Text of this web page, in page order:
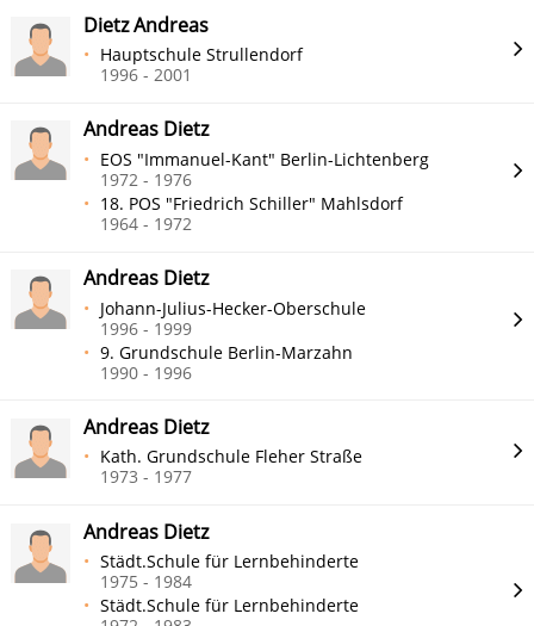
Dietz Andreas
Hauptschule Strullendorf
1996 - 2001
Andreas Dietz
EOS "Immanuel-Kant" Berlin-Lichtenberg
1972 - 1976
18. POS "Friedrich Schiller" Mahlsdorf
1964 - 1972
Andreas Dietz
Johann-Julius-Hecker-Oberschule
1996 - 1999
9. Grundschule Berlin-Marzahn
1990 - 1996
Andreas Dietz
Kath. Grundschule Fleher Straße
1973 - 1977
Andreas Dietz
Städt.Schule für Lernbehinderte
1975 - 1984
Städt.Schule für Lernbehinderte